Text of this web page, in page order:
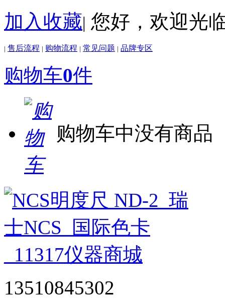
加入收藏| 您好，欢迎光
| 售后流程 | 购物流程 | 常见问题 | 品牌专区
购物车0件
购物车中没有商品
13510845302